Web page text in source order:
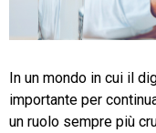
TeamSystem Store
In un mondo in cui il
importante per
un ruolo sempre più